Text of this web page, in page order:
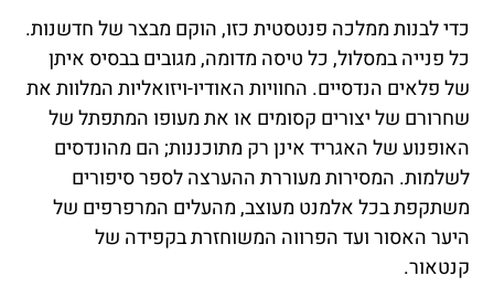
כדי לבנות ממלכה פנטסטית כזו, הוקם מבצר של חדשנות.
כל פנייה במסלול, כל טיסה מדומה, מגובים בבסיס איתן
של פלאים הנדסיים. החוויות האודיו-ויזואליות המלוות את
שחרורם של יצורים קסומים או את מעופו המתפתל של
האופנוע של האגריד אינן רק מתוכננות; הם מהונדסים
לשלמות. המסירות מעוררת ההערצה לספר סיפורים
משתקפת בכל אלמנט מעוצב, מהעלים המרפרפים של
היער האסור ועד הפרווה המשוחזרת בקפידה של
קנטאור.